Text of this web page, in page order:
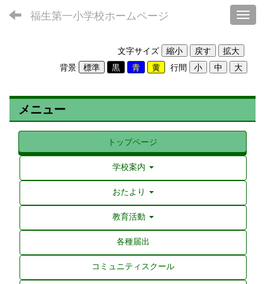
福生第一小学校ホームページ
文字サイズ
背景
行間
メニュー
トップページ
学校案内
おたより
教育活動
各種届出
コミュニティスクール